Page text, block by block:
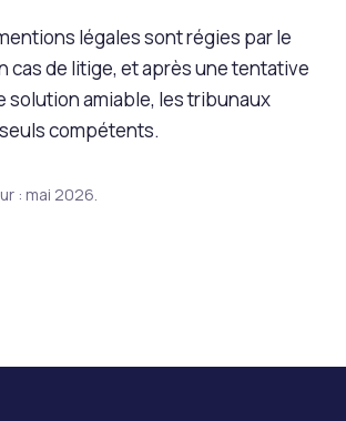
légales sont régies par le
cas de litige, et après une tentative
solution amiable, les tribunaux
compétents.
: mai 2026.